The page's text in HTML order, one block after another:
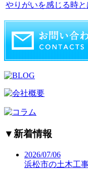
やりがいを感じる時と
▼ 新着情報
2026/07/06
浜松市の土木工